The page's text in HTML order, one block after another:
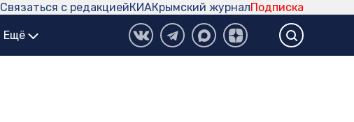
Подписка
Крымский журнал
КИА
Связаться с редакцией
Ещё